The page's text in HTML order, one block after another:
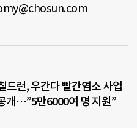
드런, 우간다 빨간염소 사업
개…”5만6000여 명 지원”